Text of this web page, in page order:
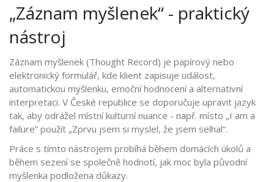
„Záznam myšlenek“ - praktický
nástroj
Záznam myšlenek (Thought Record) je papírový nebo
elektronický formulář, kde klient zapisuje událost,
automatickou myšlenku, emoční hodnocení a alternativní
interpretaci. V České republice se doporučuje upravit jazyk
tak, aby odrážel místní kulturní nuance - např. místo „I am a
failure“ použít „Zprvu jsem si myslel, že jsem selhal“.
Práce s tímto nástrojem probíhá během domácích úkolů a
během sezení se společně hodnotí, jak moc byla původní
myšlenka podložena důkazy.